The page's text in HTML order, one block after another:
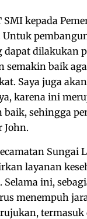
kepada
dilakukan
semakin baik
Saya juga
karena ini
sehingga
John.
layanan
ini,
menempuh